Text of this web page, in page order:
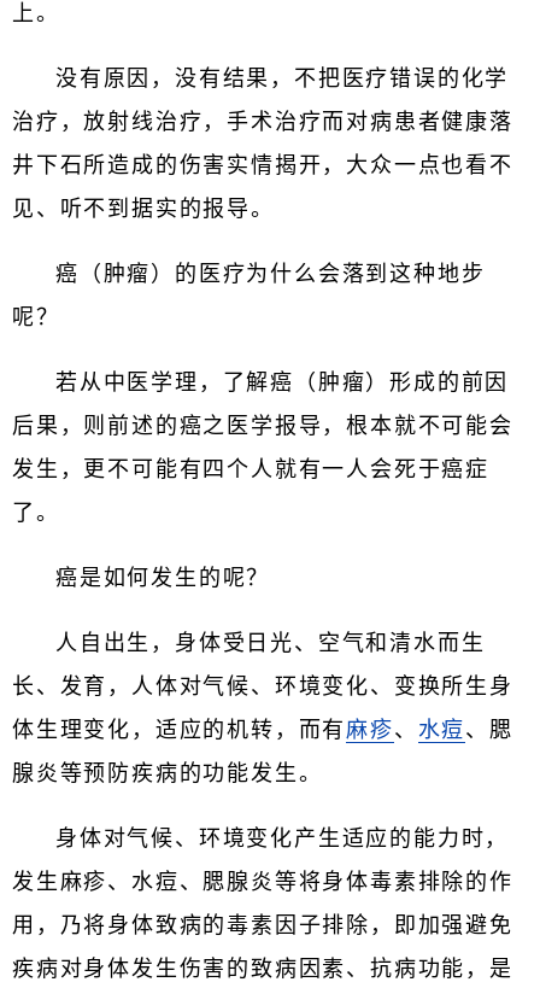
上。
没有原因，没有结果，不把医疗错误的化学
治疗，放射线治疗，手术治疗而对病患者健康落
井下石所造成的伤害实情揭开，大众一点也看不
见、听不到据实的报导。
癌（肿瘤）的医疗为什么会落到这种地步
呢？
若从中医学理，了解癌（肿瘤）形成的前因
后果，则前述的癌之医学报导，根本就不可能会
发生，更不可能有四个人就有一人会死于癌症
了。
癌是如何发生的呢？
人自出生，身体受日光、空气和清水而生
长、发育，人体对气候、环境变化、变换所生身
体生理变化，适应的机转，而有麻疹、 水痘 、腮
腺炎等预防疾病的功能发生。
身体对气候、环境变化产生适应的能力时，
发生麻疹、水痘、腮腺炎等将身体毒素排除的作
用，乃将身体致病的毒素因子排除，即加强避免
疾病对身体发生伤害的致病因素、抗病功能，是